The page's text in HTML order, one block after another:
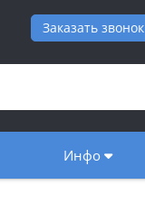
Заказать звонок
Инфо